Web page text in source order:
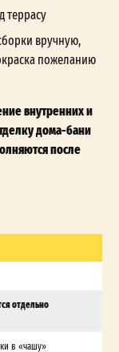
террасу
вручную,
пожеланию
внутренних и
дома-бани
после
отдельно
в «чашу»